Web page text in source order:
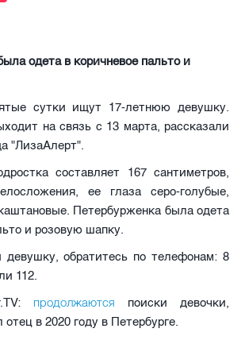
одета в коричневое пальто и
сутки ищут 17-летнюю девушку.
на связь с 13 марта, рассказали
"ЛизаАлерт".
составляет 167 сантиметров,
ее глаза серо-голубые,
Петербурженка была одета
и розовую шапку.
обратитесь по телефонам: 8
112.
продолжаются поиски девочки,
в 2020 году в Петербурге.